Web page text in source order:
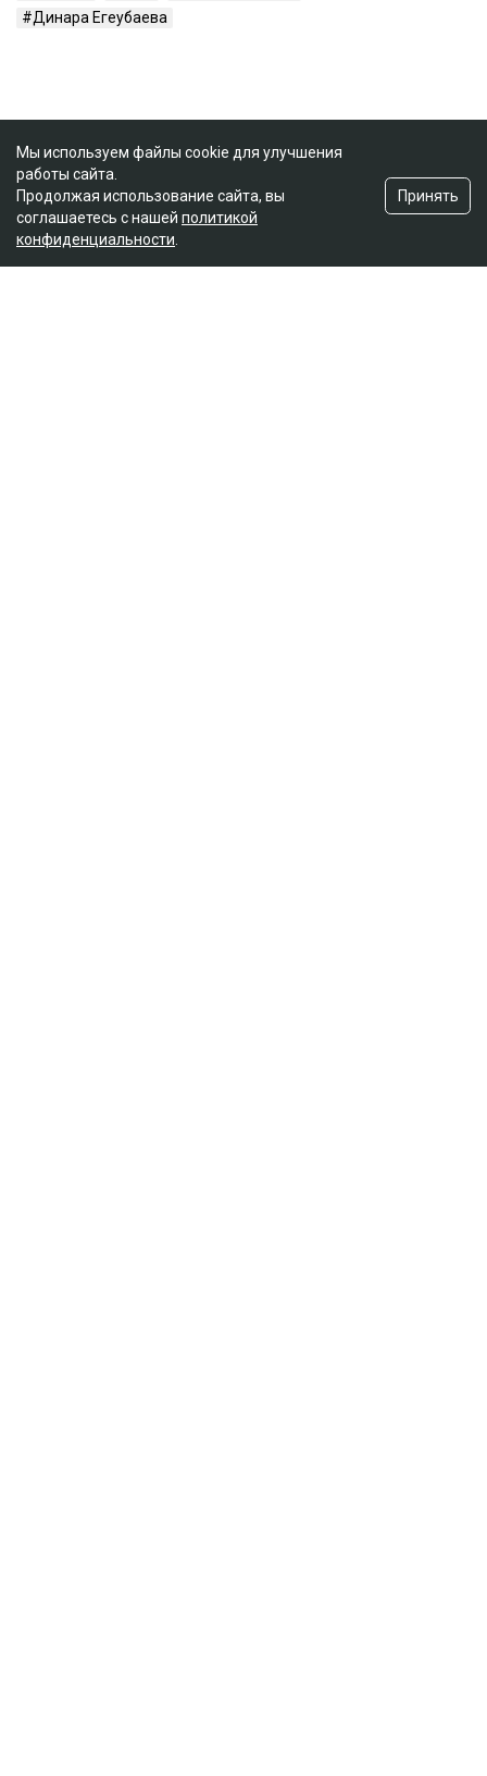
Динара Егеубаева
Мы используем файлы cookie для улучшения
работы сайта.
Продолжая использование сайта, вы
соглашаетесь с нашей политикой
конфиденциальности
Принять